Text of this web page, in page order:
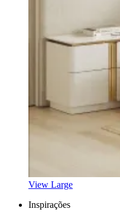
View Large
Inspirações